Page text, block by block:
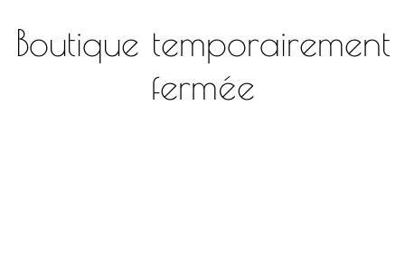
Boutique temporairement
fermée